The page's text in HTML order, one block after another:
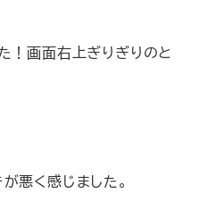
！画面右上ぎりぎりのと
悪く感じました。